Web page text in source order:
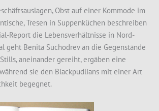
Obst auf einer Kommode im
Tresen in Suppenküchen beschreiben
Report die Lebensverhältnisse in Nord-
geht Benita Suchodrev an die Gegenstände
aneinander gereiht, ergäben eine
sie den Blackpudlians mit einer Art
begegnet.